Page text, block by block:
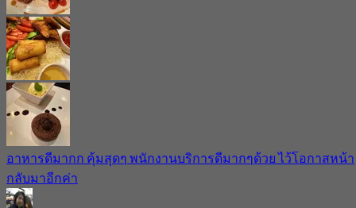
อาหารดีมากก คุ้มสุดๆ พนักงานบริการดีมากๆด้วย ไว้โอกาสหน้า
กลับมาอีกค่า